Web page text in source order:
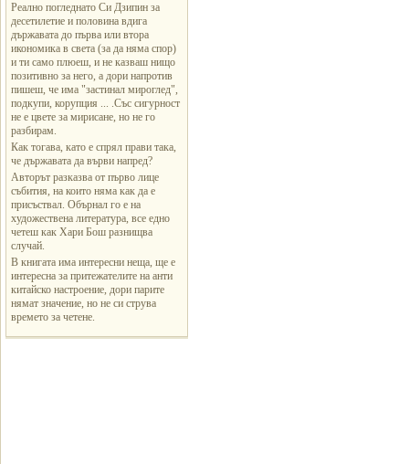
Реално погледнато Си Дзипин за
десетилетие и половина вдига
държавата до първа или втора
икономика в света (за да няма спор)
и ти само плюеш, и не казваш нищо
позитивно за него, а дори напротив
пишеш, че има "застинал мироглед",
подкупи, корупция ... .Със сигурност
не е цвете за мирисане, но не го
разбирам.
Как тогава, като е спрял прави така,
че държавата да върви напред?
Авторът разказва от първо лице
събития, на които няма как да е
присъствал. Обърнал го е на
художествена литература, все едно
четеш как Хари Бош разнищва
случай.
В книгата има интересни неща, ще е
интересна за притежателите на анти
китайско настроение, дори парите
нямат значение, но не си струва
времето за четене.